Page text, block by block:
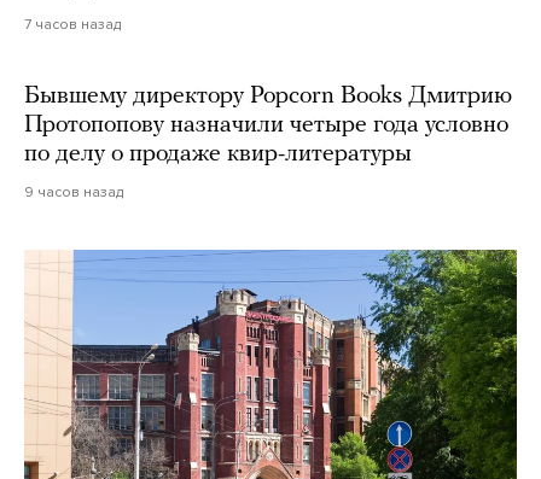
7 часов назад
Бывшему директору Popcorn Books Дмитрию
Протопопову назначили четыре года условно
по делу о продаже квир-литературы
9 часов назад